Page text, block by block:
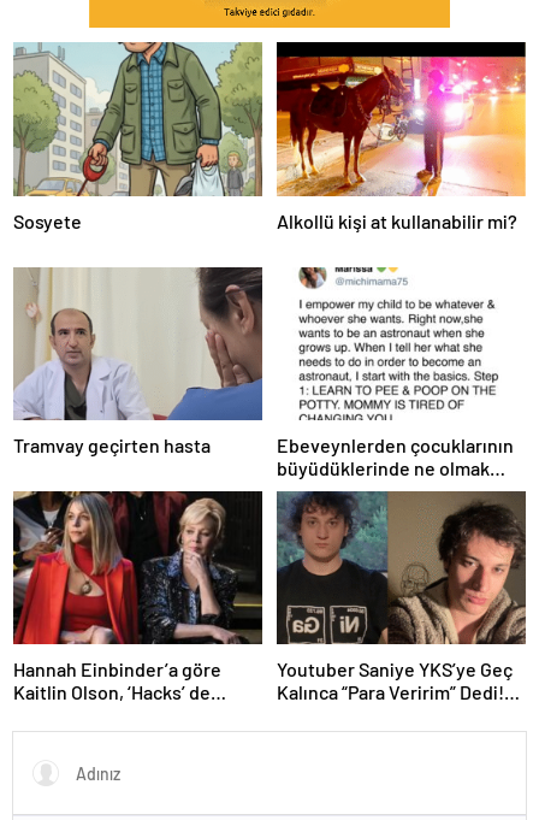
Sosyete Alkollü kişi at kullanabilir mi?
Tramvay geçirten hasta
Ebeveynlerden çocuklarının
büyüdüklerinde ne olmak
istedikleri hakkında 25 komik
tweet
Hannah Einbinder’a göre
Kaitlin Olson, ‘Hacks’ de
Youtuber Saniye YKS’ye Geç
Kalınca “Para Veririm” Dedi!